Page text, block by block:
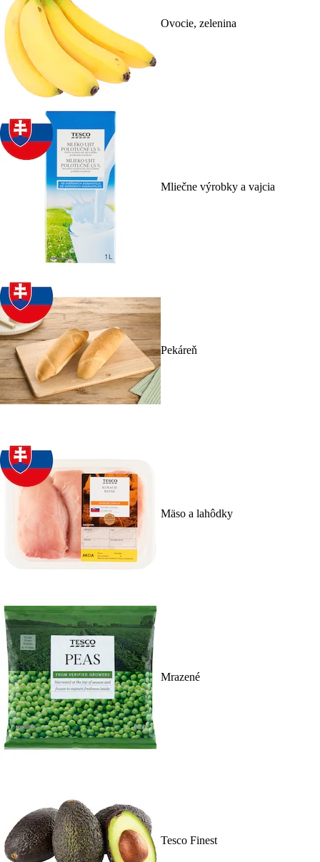
Ovocie, zelenina
Mliečne výrobky a vajcia
Pekáreň
Mäso a lahôdky
Mrazené
Tesco Finest